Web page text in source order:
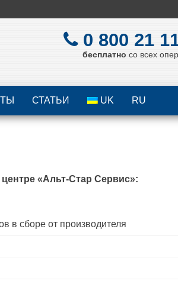
0 800 21
бесплатно со всех
СТАТЬИ UK RU
«Альт-Стар Сервис»:
в сборе от производителя